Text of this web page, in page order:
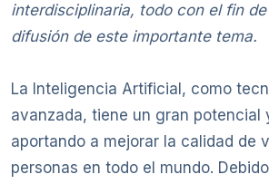
interdisciplinaria, todo con el fin
difusión de este importante tema.
La Inteligencia Artificial, como
avanzada, tiene un gran potencial
aportando a mejorar la calidad de
personas en todo el mundo.